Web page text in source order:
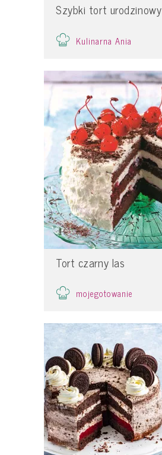
Szybki tort urodzinowy
Kulinarna Ania
Tort czarny las
mojegotowanie